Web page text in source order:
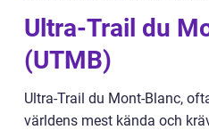
Ultra-Trail du
(UTMB)
Ultra-Trail du Mont-Blanc,
världens mest kända och